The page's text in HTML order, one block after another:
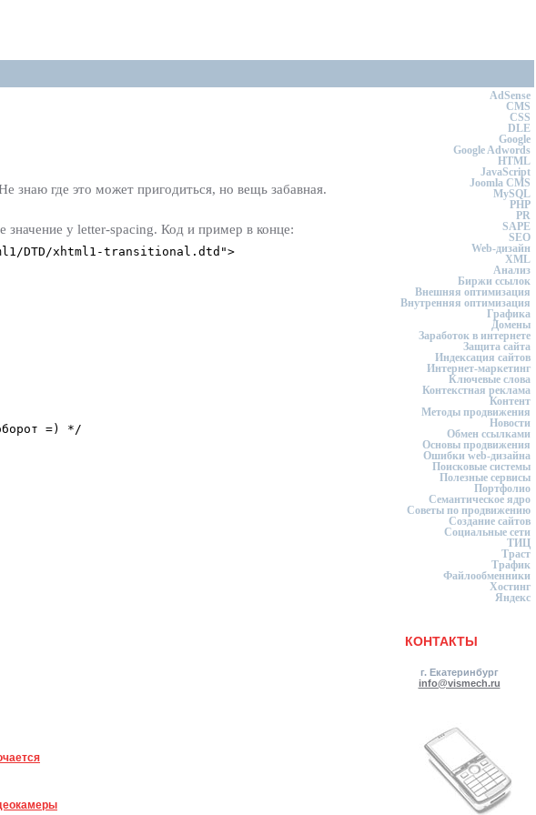
знаю где это может пригодиться, но вещь забавная.
у letter-spacing. Код и пример в конце:
DTD/xhtml1-transitional.dtd">
=) */
AdSense
CMS
CSS
DLE
Google
Google Adwords
HTML
JavaScript
Joomla CMS
MySQL
PHP
PR
SAPE
SEO
Web-дизайн
XML
Анализ
Биржи ссылок
Внешняя оптимизация
Внутренняя оптимизация
Графика
Домены
Заработок в интернете
Защита сайта
Индексация сайтов
Интернет-маркетинг
Ключевые слова
Контекстная реклама
Контент
Методы продвижения
Новости
Обмен ссылками
Основы продвижения
Ошибки web-дизайна
Поисковые системы
Полезные сервисы
Портфолио
Семантическое ядро
Советы по продвижению
Создание сайтов
Социальные сети
ТИЦ
Траст
Трафик
Файлообменники
Хостинг
Яндекс
КОНТАКТЫ
г. Екатеринбург
info@vismech.ru